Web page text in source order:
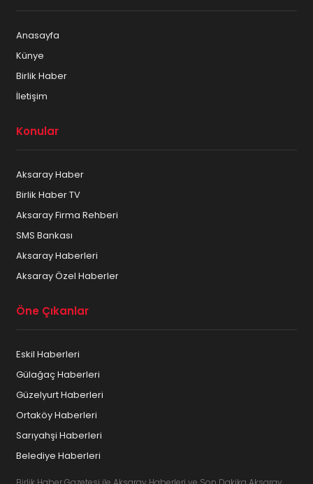
Anasayfa
Künye
Birlik Haber
İletişim
Konular
Aksaray Haber
Birlik Haber TV
Aksaray Firma Rehberi
SMS Bankası
Aksaray Haberleri
Aksaray Özel Haberler
Öne Çıkanlar
Eskil Haberleri
Gülağaç Haberleri
Güzelyurt Haberleri
Ortaköy Haberleri
Sarıyahşi Haberleri
Belediye Haberleri